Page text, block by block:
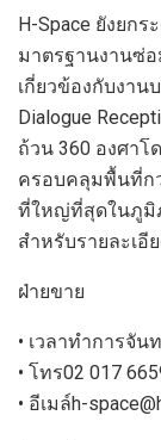
H-Space ยังยกร
มาตรฐานงานซ่
เกี่ยวข้องกับงาน
Dialogue
ถ้วน 360 องศาโ
ครอบคลุมพื้นที่ก
ที่ใหญ่ที่สุดในภูมิ
สำหรับรายละเอี
ฝ่ายขาย
• เวลาทำการจัน
• โทร02 017
• อีเมล์h-